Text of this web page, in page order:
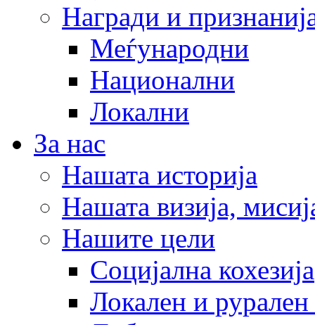
Награди и
Меѓународни
Национални
Локални
За нас
Нашата историја
Нашата визија,
Нашите цели
Социјална кохезија
Локален и рурален